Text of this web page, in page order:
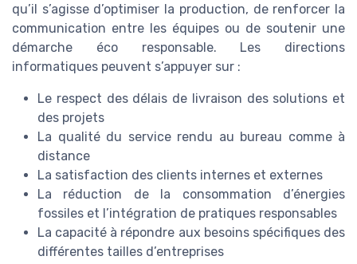
qu’il s’agisse d’optimiser la production, de renforcer la
communication entre les équipes ou de soutenir une
démarche éco responsable. Les directions
informatiques peuvent s’appuyer sur :
Le respect des délais de livraison des solutions et
des projets
La qualité du service rendu au bureau comme à
distance
La satisfaction des clients internes et externes
La réduction de la consommation d’énergies
fossiles et l’intégration de pratiques responsables
La capacité à répondre aux besoins spécifiques des
différentes tailles d’entreprises